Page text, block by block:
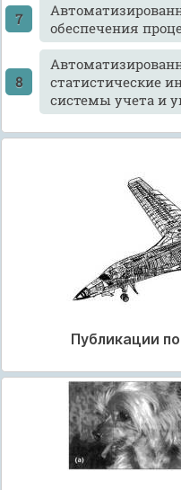
обеспечения
статистические
системы учета и
Публикации